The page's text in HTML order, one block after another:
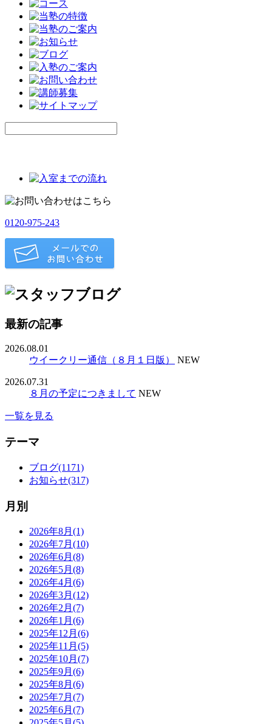
0120-975-243
最新の記事
2026.08.01
ウイークリー通信（８月１日版）
NEW
2026.07.31
８月の予定につきまして NEW
一覧を見る
テーマ
ブログ(1171)
お知らせ(317)
月別
2026年8月(1)
2026年7月(10)
2026年6月(8)
2026年5月(8)
2026年4月(6)
2026年3月(12)
2026年2月(7)
2026年1月(6)
2025年12月(6)
2025年11月(5)
2025年10月(7)
2025年9月(6)
2025年8月(6)
2025年7月(7)
2025年6月(7)